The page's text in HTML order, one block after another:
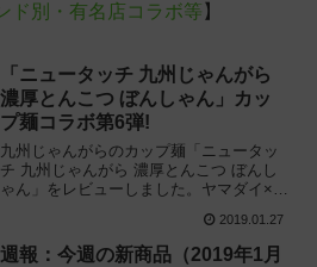
ド別・有名店コラボ等 】
「ニュータッチ 九州じゃんがら
濃厚とんこつ ぼんしゃん」カッ
プ麺コラボ第6弾!
九州じゃんがらのカップ麺「ニュータッ
チ 九州じゃんがら 濃厚とんこつ ぼんし
ゃん」をレビューしました。ヤマダイ×じ
ん" を再現したカップラーメンを実際に食
べてみた感想に基づき評価します。
2019.01.27
週報：今週の新商品（2019年1月